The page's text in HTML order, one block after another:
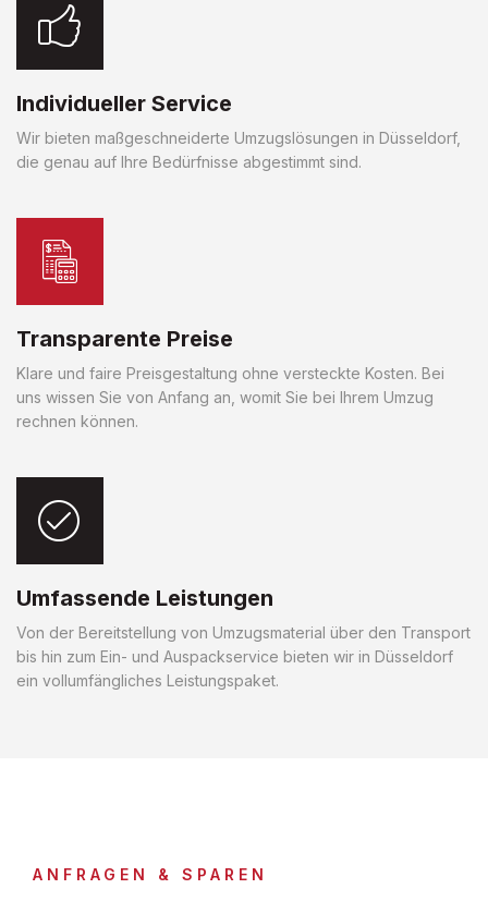
Individueller Service
Wir bieten maßgeschneiderte Umzugslösungen in Düsseldorf,
die genau auf Ihre Bedürfnisse abgestimmt sind.
Transparente Preise
Klare und faire Preisgestaltung ohne versteckte Kosten. Bei
uns wissen Sie von Anfang an, womit Sie bei Ihrem Umzug
rechnen können.
Umfassende Leistungen
Von der Bereitstellung von Umzugsmaterial über den Transport
bis hin zum Ein- und Auspackservice bieten wir in Düsseldorf
ein vollumfängliches Leistungspaket.
ANFRAGEN & SPAREN